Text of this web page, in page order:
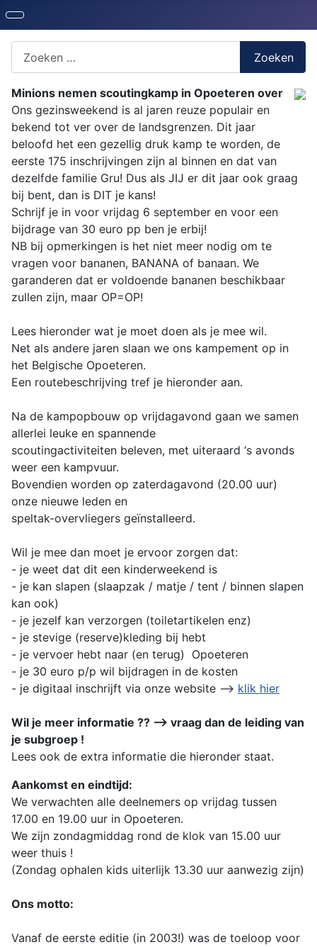
Zoeken
Minions nemen scoutingkamp in Opoeteren over
Ons gezinsweekend is al jaren reuze populair en
bekend tot ver over de landsgrenzen. Dit jaar
beloofd het een gezellig druk kamp te worden, de
eerste 175 inschrijvingen zijn al binnen en dat van
dezelfde familie Gru! Dus als JIJ er dit jaar ook graag
bij bent, dan is DIT je kans!
Schrijf je in voor vrijdag 6 september en voor een
bijdrage van 30 euro pp ben je erbij!
NB bij opmerkingen is het niet meer nodig om te
vragen voor bananen, BANANA of banaan. We
garanderen dat er voldoende bananen beschikbaar
zullen zijn, maar OP=OP!
Lees hieronder wat je moet doen als je mee wil.
Net als andere jaren slaan we ons kampement op in
het Belgische Opoeteren.
Een routebeschrijving tref je hieronder aan.
Na de kampopbouw op vrijdagavond gaan we samen
allerlei leuke en spannende
scoutingactiviteiten beleven, met uiteraard ‘s avonds
weer een kampvuur.
Bovendien worden op zaterdagavond (20.00 uur)
onze nieuwe leden en
speltak-overvliegers geïnstalleerd.
Wil je mee dan moet je ervoor zorgen dat:
- je weet dat dit een kinderweekend is
- je kan slapen (slaapzak / matje / tent / binnen slapen
kan ook)
- je jezelf kan verzorgen (toiletartikelen enz)
- je stevige (reserve)kleding bij hebt
- je vervoer hebt naar (en terug) Opoeteren
- je 30 euro p/p wil bijdragen in de kosten
- je digitaal inschrijft via onze website --> klik hier
Wil je meer informatie ?? --> vraag dan de leiding van
je subgroep !
Lees ook de extra informatie die hieronder staat.
Aankomst en eindtijd:
We verwachten alle deelnemers op vrijdag tussen
17.00 en 19.00 uur in Opoeteren.
We zijn zondagmiddag rond de klok van 15.00 uur
weer thuis !
(Zondag ophalen kids uiterlijk 13.30 uur aanwezig zijn)
Ons motto:
Vanaf de eerste editie (in 2003!) was de toeloop voor